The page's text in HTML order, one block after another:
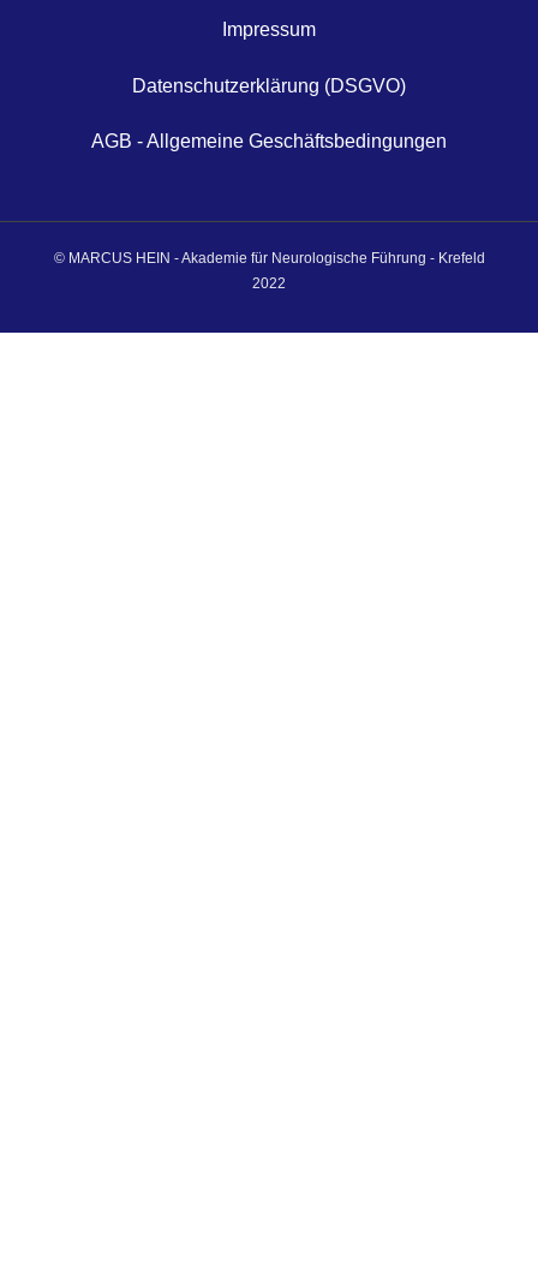
Impressum
Datenschutzerklärung (DSGVO)
AGB - Allgemeine Geschäftsbedingungen
© MARCUS HEIN - Akademie für Neurologische Führung - Krefeld
2022